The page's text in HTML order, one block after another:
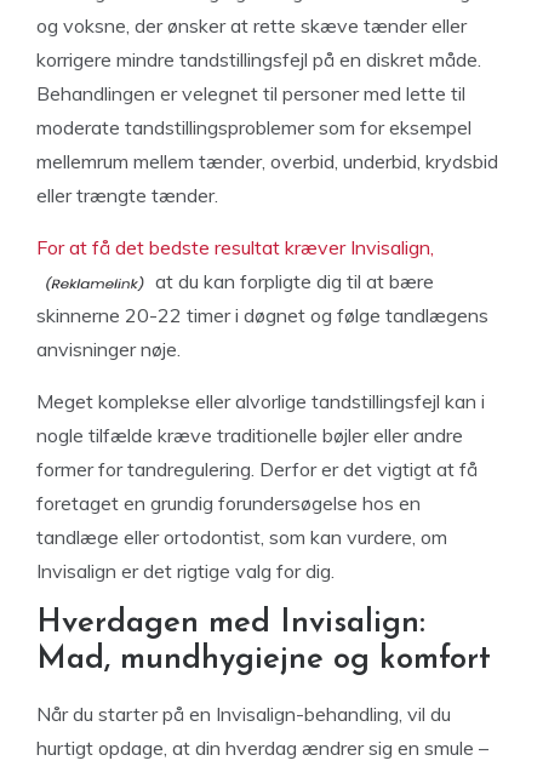
og voksne, der ønsker at rette skæve tænder eller
korrigere mindre tandstillingsfejl på en diskret måde.
Behandlingen er velegnet til personer med lette til
moderate tandstillingsproblemer som for eksempel
mellemrum mellem tænder, overbid, underbid, krydsbid
eller trængte tænder.
For at få det bedste resultat kræver Invisalign,
at du kan forpligte dig til at bære
skinnerne 20-22 timer i døgnet og følge tandlægens
anvisninger nøje.
Meget komplekse eller alvorlige tandstillingsfejl kan i
nogle tilfælde kræve traditionelle bøjler eller andre
former for tandregulering. Derfor er det vigtigt at få
foretaget en grundig forundersøgelse hos en
tandlæge eller ortodontist, som kan vurdere, om
Invisalign er det rigtige valg for dig.
Hverdagen med Invisalign:
Mad, mundhygiejne og komfort
Når du starter på en Invisalign-behandling, vil du
hurtigt opdage, at din hverdag ændrer sig en smule –